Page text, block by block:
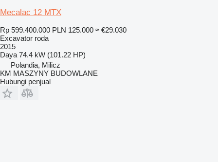
Mecalac 12 MTX
Rp 599.400.000 PLN 125.000 ≈ €29.030
Excavator roda
2015
Daya 74.4 kW (101.22 HP)
Polandia, Milicz
KM MASZYNY BUDOWLANE
Hubungi penjual